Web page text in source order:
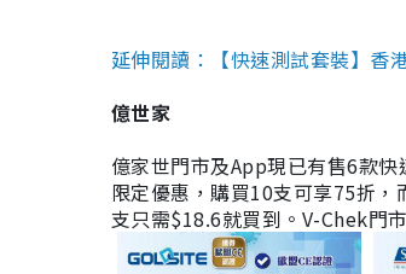
延伸閱讀：【快速測試套裝】
億世家
億家世門市及App現已有售6款
限定優惠，購買10支可享75折
支只需$18.6就買到。V-Chek門